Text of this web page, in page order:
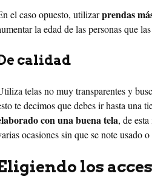
el caso opuesto, utilizarprendas
la edad de las personas que
calidad
telas no muy transparentes y
te decimos que debes ir hasta una
con una buena tela, de
ocasiones sin que se note usado o
los